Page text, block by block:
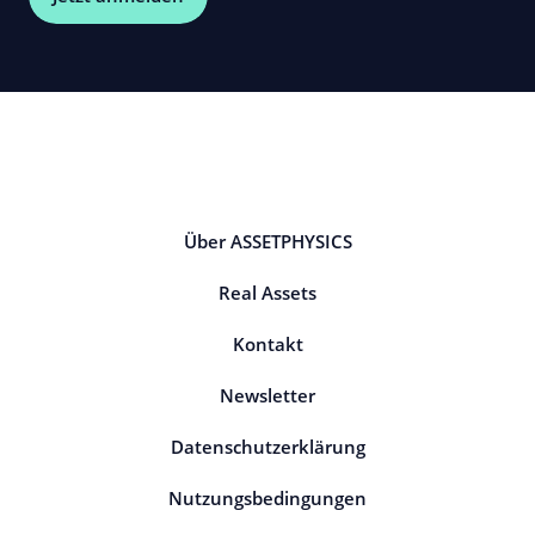
Über ASSETPHYSICS
Real Assets
Kontakt
Newsletter
Datenschutzerklärung
Nutzungsbedingungen